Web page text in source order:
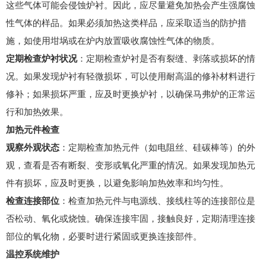
这些气体可能会侵蚀炉衬。因此，应尽量避免加热会产生强腐蚀
性气体的样品。如果必须加热这类样品，应采取适当的防护措
施，如使用坩埚或在炉内放置吸收腐蚀性气体的物质。
定期检查炉衬状况：定期检查炉衬是否有裂缝、剥落或损坏的情
况。如果发现炉衬有轻微损坏，可以使用耐高温的修补材料进行
修补；如果损坏严重，应及时更换炉衬，以确保马弗炉的正常运
行和加热效果。
加热元件检查
观察外观状态 ：定期检查加热元件（如电阻丝、硅碳棒等）的外
观，查看是否有断裂、变形或氧化严重的情况。如果发现加热元
件有损坏，应及时更换，以避免影响加热效率和均匀性。
检查连接部位 ：检查加热元件与电源线、接线柱等的连接部位是
否松动、氧化或烧蚀。确保连接牢固，接触良好，定期清理连接
部位的氧化物，必要时进行紧固或更换连接部件。
温控系统维护